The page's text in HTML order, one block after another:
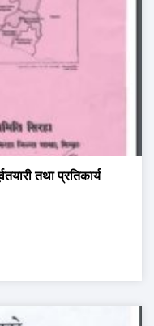
तथा प्रतिकार्य